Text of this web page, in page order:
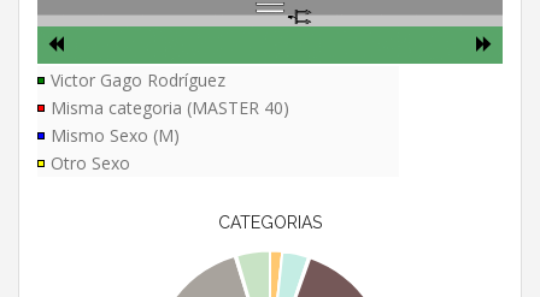
Victor Gago Rodríguez
Misma categoria (MASTER 40)
Mismo Sexo (M)
Otro Sexo
CATEGORIAS